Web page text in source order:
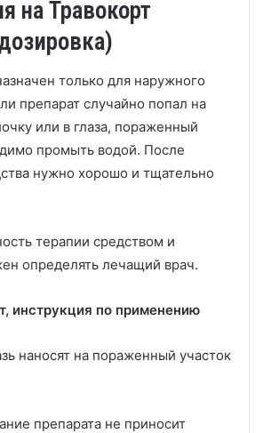
на Травокорт
только для наружного
препарат случайно попал на
или в глаза, пораженный
промыть водой. После
нужно хорошо и тщательно
терапии средством и
определять лечащий врач.
инструкция по применению
наносят на пораженный участок
препарата не приносит